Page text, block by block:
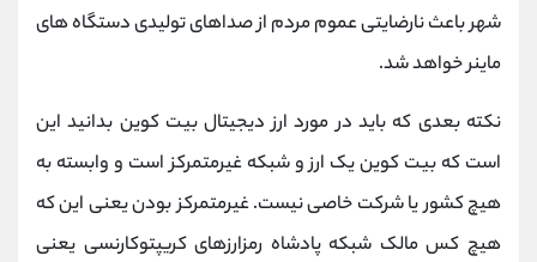
شهر باعث نارضایتی عموم مردم از صداهای تولیدی دستگاه های
ماینر خواهد شد.
نکته بعدی که باید در مورد ارز دیجیتال بیت کوین بدانید این
است که بیت کوین یک ارز و شبکه غیرمتمرکز است و وابسته به
هیچ کشور یا شرکت خاصی نیست. غیرمتمرکز بودن یعنی این‌ که
هیچ کس مالک شبکه پادشاه رمزارزهای کریپتوکارنسی یعنی